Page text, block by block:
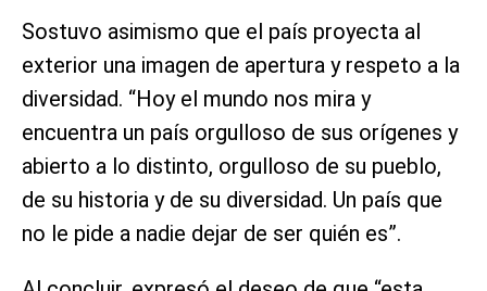
Sostuvo asimismo que el país proyecta al
exterior una imagen de apertura y respeto a la
diversidad. “Hoy el mundo nos mira y
encuentra un país orgulloso de sus orígenes y
abierto a lo distinto, orgulloso de su pueblo,
de su historia y de su diversidad. Un país que
no le pide a nadie dejar de ser quién es”.